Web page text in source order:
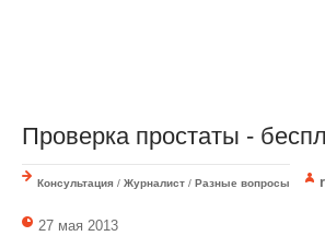
Проверка простаты -
Консультация / Журналист / Разные вопросы
27 мая 2013